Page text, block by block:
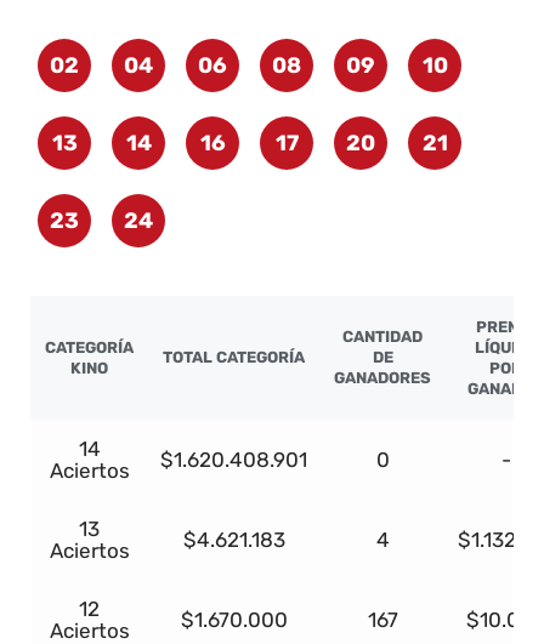
02 04 06 08 09 10
13 14 16 17 20 21
23 24
CATEGORÍA
KINO
TOTAL CATEGORÍA
CANTIDAD
DE
GANADORES
PREMIO
LÍQUIDO
POR
GANADOR
14
Aciertos
$1.620.408.901 0 -
13
Aciertos
$4.621.183 4
12
Aciertos
$1.670.000 167